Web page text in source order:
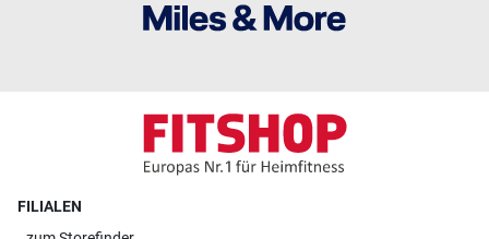
FILIALEN